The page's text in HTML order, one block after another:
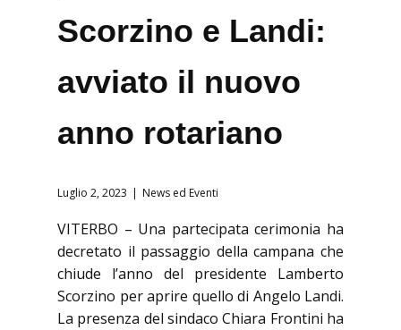
Scorzino e Landi:
avviato il nuovo
anno rotariano
Luglio 2, 2023 News ed Eventi
VITERBO – Una partecipata cerimonia ha
decretato il passaggio della campana che
chiude l’anno del presidente Lamberto
Scorzino per aprire quello di Angelo Landi.
La presenza del sindaco Chiara Frontini ha